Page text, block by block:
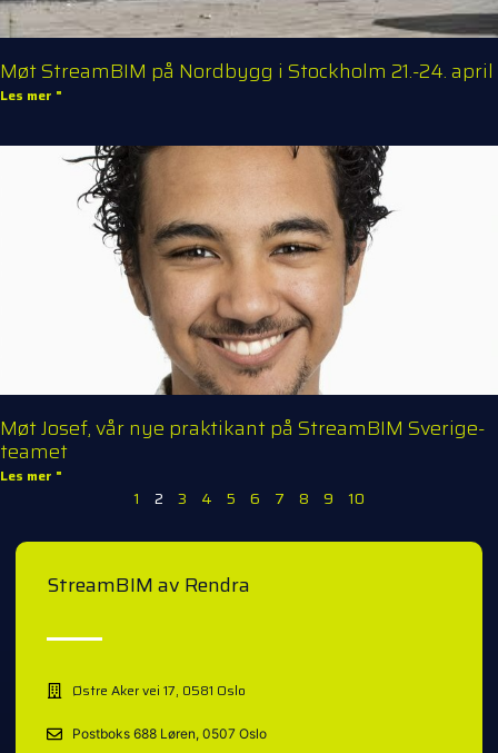
Møt StreamBIM på Nordbygg i Stockholm 21.-24. april
Les mer "
Møt Josef, vår nye praktikant på StreamBIM Sverige-
teamet
Les mer "
1 2 3 4 5 6 7 8 9 10
StreamBIM av Rendra
Østre Aker vei 17, 0581 Oslo
Postboks 688 Løren, 0507 Oslo